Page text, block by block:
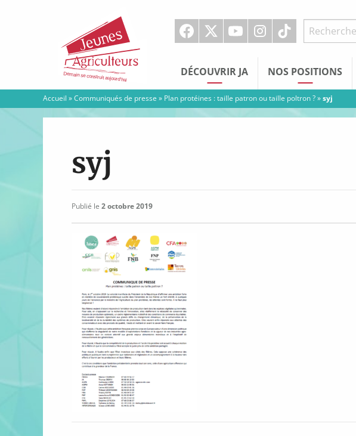
Agriculteurs
DÉCOUVRIR JA NOS POSITIONS
Accueil »Communiqués de presse » Plan protéines : taille patron ou taille poltron ?»syj
syj
Publié le 2 octobre 2019